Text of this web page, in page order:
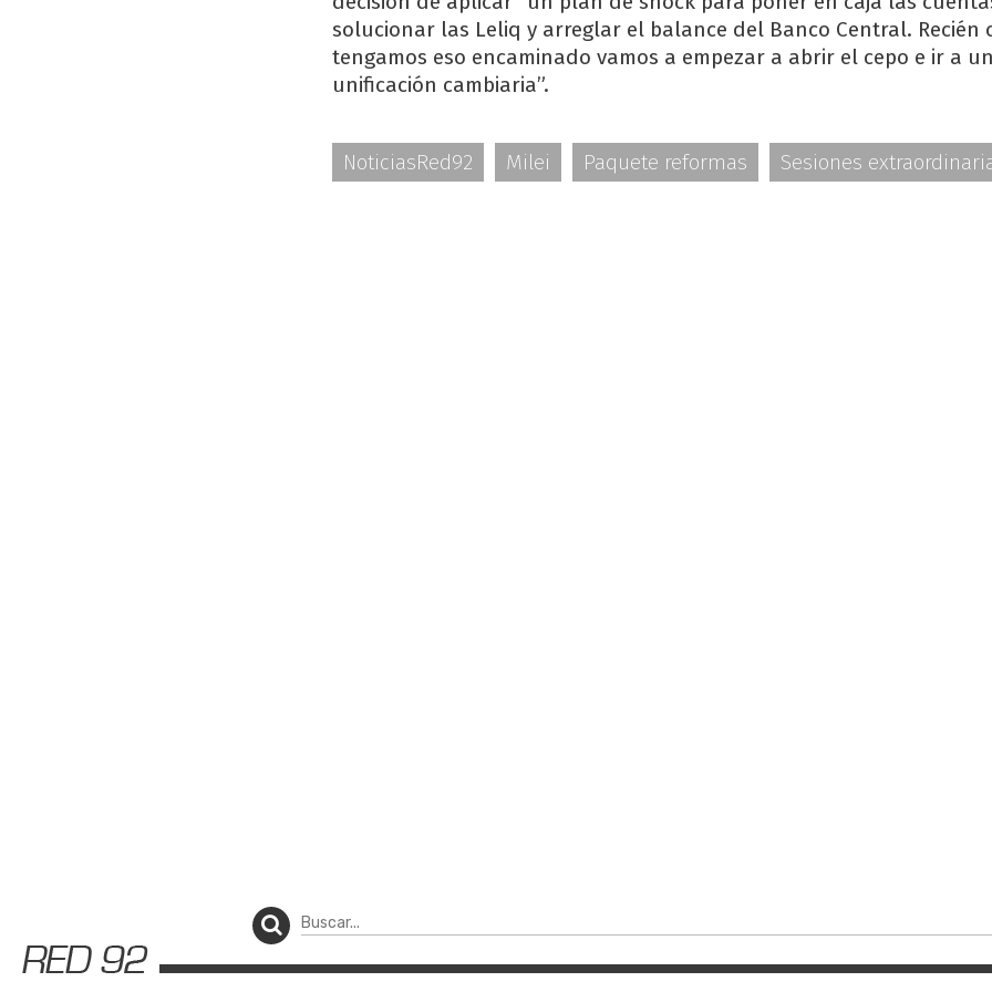
solucionar las Leliq y arreglar el balance del Banco Central. Recién
tengamos eso encaminado vamos a empezar a abrir el cepo e ir a
unificación cambiaria”.
NoticiasRed92 Milei Paquete reformas Sesiones